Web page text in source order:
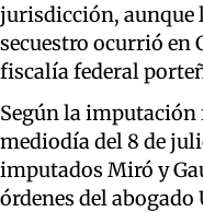
jurisdicción, aunque
secuestro ocurrió en
fiscalía federal
Según la imputación
mediodía del 8 de
imputados Miró y
órdenes del